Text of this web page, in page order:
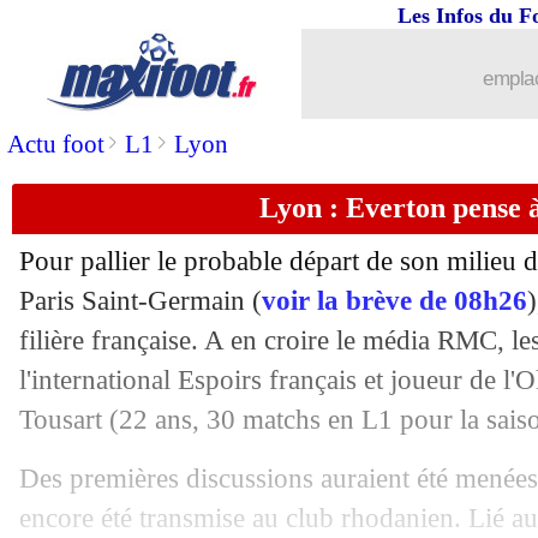
Actu foot> L1 > Lyon
Les Infos du
Lyon : Everton pense
Pour pallier le probable départ de son milieu
Paris Saint-Germain (voir la brève de 08h26
filière française. A en croire le média RMC,
l'international Espoirs français et joueur de
Tousart (22 ans, 30 matchs en L1 pour la
Des premières discussions auraient été
encore été transmise au club rhodanien. Lié
Inter: Miranda s'en va (officiel)
26/07 Real: Zidane ne veut toujours pas de
: Sylvinho annonce l'objectif de
26/07 Amical: la Juve concède un nul
26/07 Bordeaux: le Torino veut aussi
26/07 Inter : priorité Dzeko pour Conte
26/07 OM: Chabrolle a marqué des points
26/07 Real : Vallejo vers un prêt à